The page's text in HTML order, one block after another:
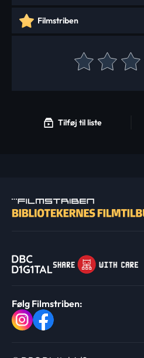
Filmstriben
Tilføj til liste
Følg Filmstriben: